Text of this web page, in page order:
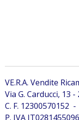
VE.R.A. Vendite
Via G. Carducci, 13
C. F. 12300570152 -
P. IVA